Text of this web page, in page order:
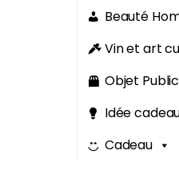
Beauté
Vin et art
Objet
Idée
Cadeau